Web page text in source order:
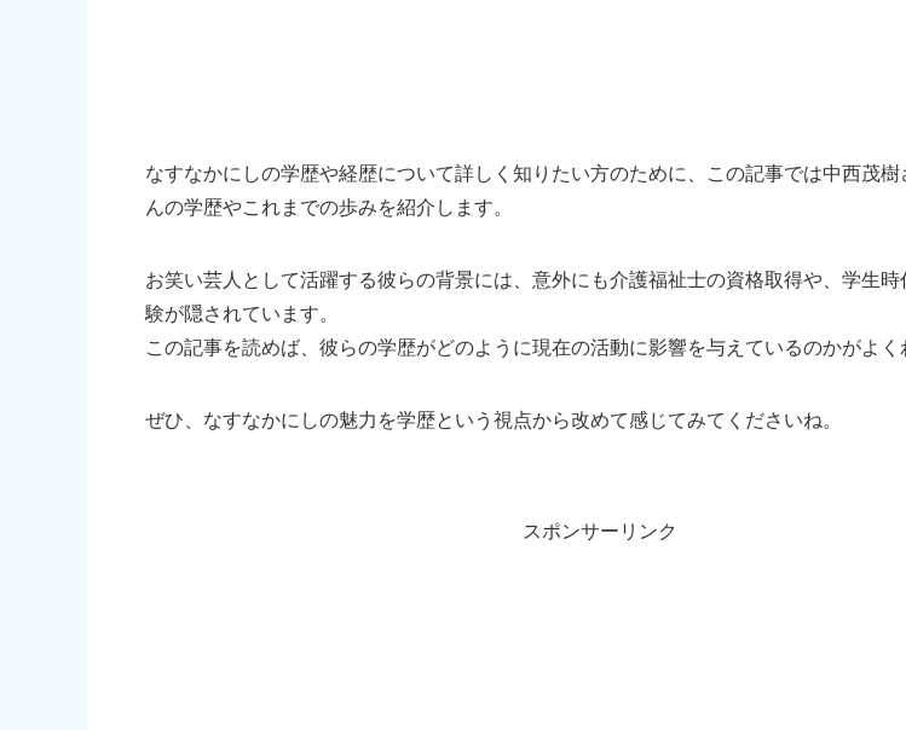
なすなかにしの学歴や経歴について詳しく知りたい方のために、この記事では中西茂樹
んの学歴やこれまでの歩みを紹介します。
お笑い芸人として活躍する彼らの背景には、意外にも介護福祉士の資格取得や、学生
験が隠されています。
この記事を読めば、彼らの学歴がどのように現在の活動に影響を与えているのかがよく
ぜひ、なすなかにしの魅力を学歴という視点から改めて感じてみてくださいね。
スポンサーリンク